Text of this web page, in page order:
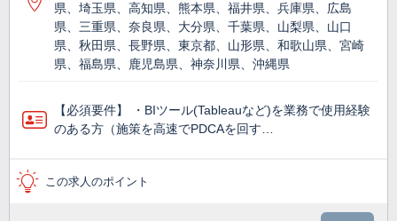
県、埼玉県、高知県、熊本県、福井県、兵庫県、広島
県、三重県、奈良県、大分県、千葉県、山梨県、山口
県、秋田県、長野県、東京都、山形県、和歌山県、宮崎
県、福島県、鹿児島県、神奈川県、沖縄県
【必須要件】 ・BIツール(Tableauなど)を業務で使⽤経験
のある方（施策を高速でPDCAを回す…
この求人のポイント